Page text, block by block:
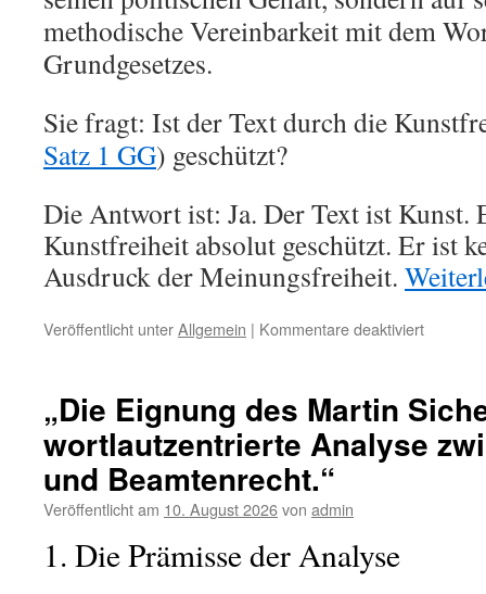
methodische Vereinbarkeit mit dem
Grundgesetzes.
Sie fragt: Ist der Text durch die
Satz 1 GG) geschützt?
Die Antwort ist: Ja. Der Text ist Kunst.
Kunstfreiheit absolut geschützt. Er ist
Ausdruck der Meinungsfreiheit.
Veröffentlicht unterAllgemein | Kommentare deaktiviertfür
–
Eine
„Die Eignung des Martin
wortlautzentrierte Analyse
und Beamtenrecht.“
Veröffentlicht am 10. August 2026von admin
1. Die Prämisse der Analyse